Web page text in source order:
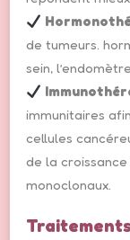
de tumeurs.
sein,
immunitaires
cellules
de la croissance
monoclonaux.